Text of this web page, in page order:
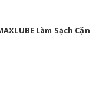
Làm Sạch Cặn